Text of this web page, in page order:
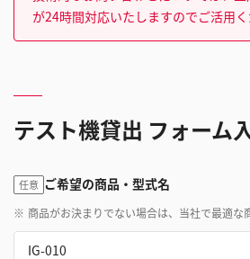
が24時間対応いたしますのでご活用く
テスト機貸出 フォーム
任意 ご希望の商品・型式名
※ 商品がお決まりでない場合は、当社で最適な